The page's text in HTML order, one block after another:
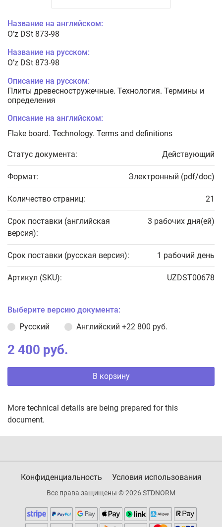
Название на английском:
O’z DSt 873-98
Название на русском:
O’z DSt 873-98
Описание на русском:
Плиты древесностружечные. Технология. Термины и
определения
Описание на английском:
Flake board. Technology. Terms and definitions
Статус документа: Действующий
Формат: Электронный (pdf/doc)
Количество страниц: 21
Срок поставки (английская
версия):
3 рабочих дня(ей)
Срок поставки (русская версия): 1 рабочий день
Артикул (SKU): UZDST00678
Выберите версию документа:
Русский
Английский +22 800 руб.
2 400 руб.
В корзину
More technical details are being prepared for this
document.
Конфиденциальность Условия использования
Все права защищены © 2026 STDNORM